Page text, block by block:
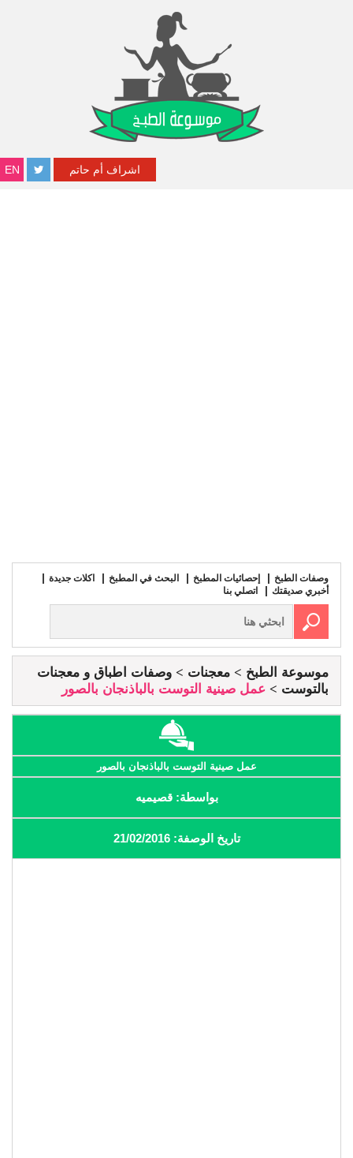
EN اشراف أم حاتم
وصفات الطبخ إحصائيات المطبخ البحث في المطبخ
اكلات جديدة
أخبري صديقتك
اتصلي بنا
موسوعة الطبخ معجنات
وصفات اطباق و معجنات
بالتوست
عمل صينية التوست بالباذنجان بالصور
عمل صينية التوست بالباذنجان بالصور
بواسطة: قصيميه
تاريخ الوصفة: 21/02/2016